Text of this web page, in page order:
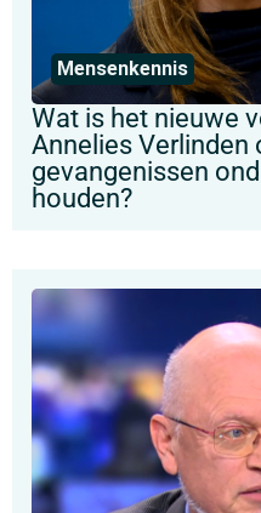
Mensenkennis
Wat is het nieuwe
Annelies Verlinden
gevangenissen
houden?